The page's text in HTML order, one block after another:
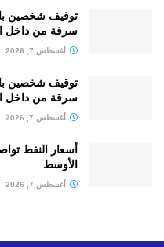
توقيف شخصين
سرقة من داخل
أغسطس 7, 2026
توقيف شخصين
سرقة من داخل
أغسطس 7, 2026
أسعار النفط
الأوسط
أغسطس 7, 2026